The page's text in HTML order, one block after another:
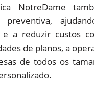
NotreDame
preventiva,
e a reduzir custos
de planos, a
de todos os